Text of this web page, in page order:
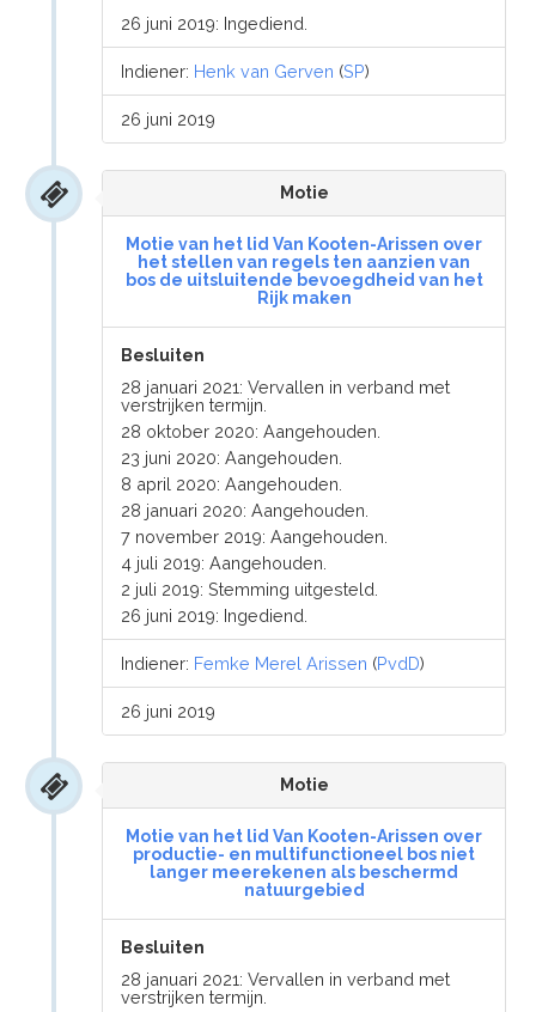
26 juni 2019: Ingediend.
Indiener: Henk van Gerven (SP)
26 juni 2019
Motie
Motie van het lid Van Kooten-Arissen over
het stellen van regels ten aanzien van
bos de uitsluitende bevoegdheid van het
Rijk maken
Besluiten
28 januari 2021: Vervallen in verband met
verstrijken termijn.
28 oktober 2020: Aangehouden.
23 juni 2020: Aangehouden.
8 april 2020: Aangehouden.
28 januari 2020: Aangehouden.
7 november 2019: Aangehouden.
4 juli 2019: Aangehouden.
2 juli 2019: Stemming uitgesteld.
26 juni 2019: Ingediend.
Indiener: Femke Merel Arissen (PvdD)
26 juni 2019
Motie
Motie van het lid Van Kooten-Arissen over
productie- en multifunctioneel bos niet
langer meerekenen als beschermd
natuurgebied
Besluiten
28 januari 2021: Vervallen in verband met
verstrijken termijn.